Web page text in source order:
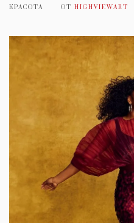
КРАСОТА ОТ HIGHVIEWART